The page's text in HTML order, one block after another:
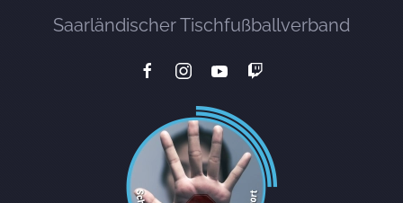
Saarländischer Tischfußballverband